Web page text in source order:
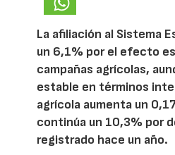
La afiliación al Sistema
un 6,1% por el efecto
campañas agrícolas,
estable en términos
agrícola aumenta un
continúa un 10,3% por
registrado hace un año.